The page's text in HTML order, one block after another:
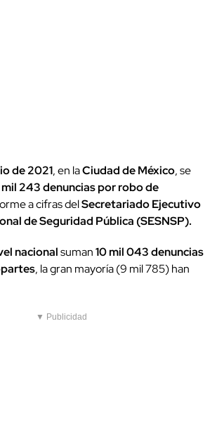
de 2021, en laCiudad de México, se
243 denuncias por robo de
a cifras delSecretariado Ejecutivo
de Seguridad Pública (SESNSP).
nacionalsuman10 mil 043 denuncias
, la gran mayoría (9 mil 785) han
▼ Publicidad